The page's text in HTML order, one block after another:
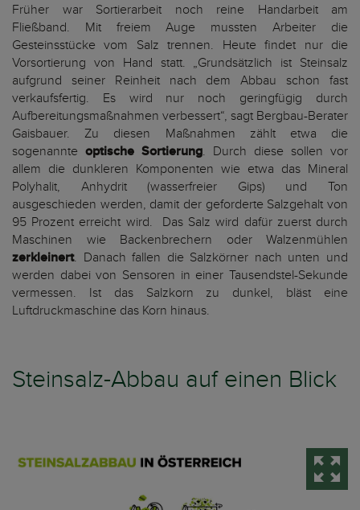
Früher war Sortierarbeit noch reine Handarbeit am
Fließband. Mit freiem Auge mussten Arbeiter die
Gesteinsstücke vom Salz trennen. Heute findet nur die
Vorsortierung von Hand statt. „Grundsätzlich ist Steinsalz
aufgrund seiner Reinheit nach dem Abbau schon fast
verkaufsfertig. Es wird nur noch geringfügig durch
Aufbereitungsmaßnahmen verbessert“, sagt Bergbau-Berater
Gaisbauer. Zu diesen Maßnahmen zählt etwa die
sogenannte optische Sortierung. Durch diese sollen vor
allem die dunkleren Komponenten wie etwa das Mineral
Polyhalit, Anhydrit (wasserfreier Gips) und Ton
ausgeschieden werden, damit der geforderte Salzgehalt von
95 Prozent erreicht wird. Das Salz wird dafür zuerst durch
Maschinen wie Backenbrechern oder Walzenmühlen
zerkleinert. Danach fallen die Salzkörner nach unten und
werden dabei von Sensoren in einer Tausendstel-Sekunde
vermessen. Ist das Salzkorn zu dunkel, bläst eine
Luftdruckmaschine das Korn hinaus.
Steinsalz-Abbau auf einen Blick